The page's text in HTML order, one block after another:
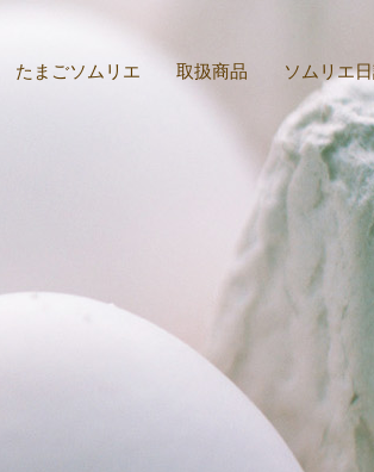
たまごソムリエ 取扱商品 ソムリエ